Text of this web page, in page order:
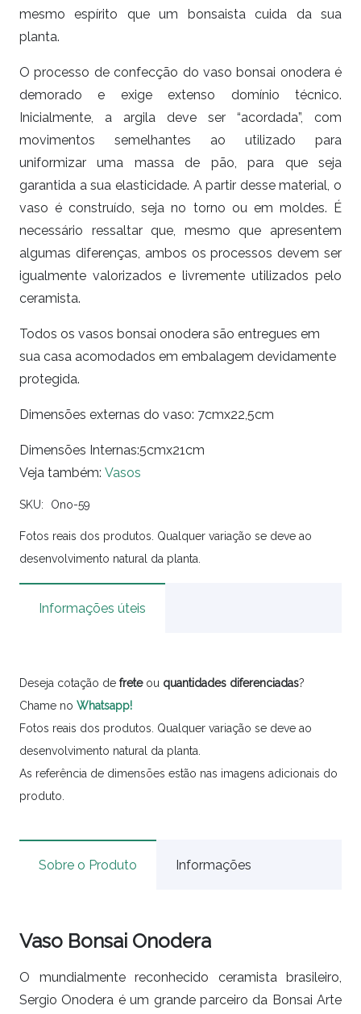
mesmo espírito que um bonsaista cuida da sua
planta.
O processo de confecção do vaso bonsai onodera é
demorado e exige extenso domínio técnico.
Inicialmente, a argila deve ser “acordada”, com
movimentos semelhantes ao utilizado para
uniformizar uma massa de pão, para que seja
garantida a sua elasticidade. A partir desse material, o
vaso é construído, seja no torno ou em moldes. É
necessário ressaltar que, mesmo que apresentem
algumas diferenças, ambos os processos devem ser
igualmente valorizados e livremente utilizados pelo
ceramista.
Todos os vasos bonsai onodera são entregues em
sua casa acomodados em embalagem devidamente
protegida.
Dimensões externas do vaso: 7cmx22,5cm
Dimensões Internas:5cmx21cm
Veja também: Vasos
SKU: Ono-59
Fotos reais dos produtos. Qualquer variação se deve ao
desenvolvimento natural da planta.
Informações úteis
Deseja cotação de freteou quantidades diferenciadas?
Chame no Whatsapp!
Fotos reais dos produtos. Qualquer variação se deve ao
desenvolvimento natural da planta.
As referência de dimensões estão nas imagens adicionais do
produto.
Sobre o Produto Informações
Vaso Bonsai Onodera
O mundialmente reconhecido ceramista brasileiro,
Sergio Onodera é um grande parceiro da Bonsai Arte